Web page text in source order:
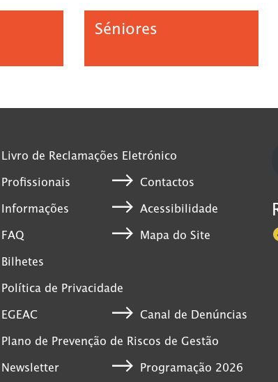
Séniores
Livro de Reclamações Eletrónico
Profissionais Contactos
Informações Acessibilidade
FAQ Mapa do Site
Bilhetes
Política de Privacidade
EGEAC Canal de Denúncias
Plano de Prevenção de Riscos de Gestão
Newsletter Programação 2026